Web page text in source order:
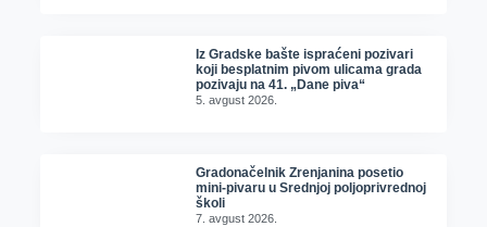
Iz Gradske bašte ispraćeni pozivari
koji besplatnim pivom ulicama grada
pozivaju na 41. „Dane piva“
5. avgust 2026.
Gradonačelnik Zrenjanina posetio
mini-pivaru u Srednjoj poljoprivrednoj
školi
7. avgust 2026.